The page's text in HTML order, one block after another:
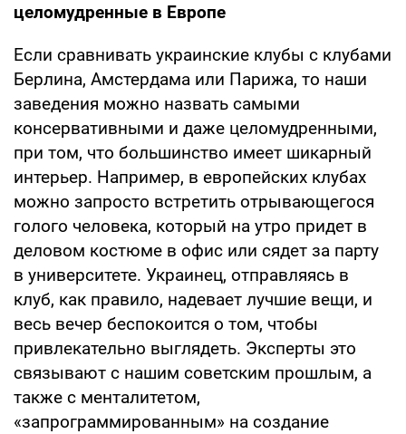
целомудренные в Европе
Если сравнивать украинские клубы с клубами
Берлина, Амстердама или Парижа, то наши
заведения можно назвать самыми
консервативными и даже целомудренными,
при том, что большинство имеет шикарный
интерьер. Например, в европейских клубах
можно запросто встретить отрывающегося
голого человека, который на утро придет в
деловом костюме в офис или сядет за парту
в университете. Украинец, отправляясь в
клуб, как правило, надевает лучшие вещи, и
весь вечер беспокоится о том, чтобы
привлекательно выглядеть. Эксперты это
связывают с нашим советским прошлым, а
также с менталитетом,
«запрограммированным» на создание